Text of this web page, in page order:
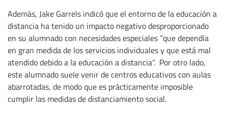
Además, Jake Garrels indicó que el entorno de la educación a
distancia ha tenido un impacto negativo desproporcionado
en su alumnado con necesidades especiales “que dependía
en gran medida de los servicios individuales y que está mal
atendido debido a la educación a distancia”. Por otro lado,
este alumnado suele venir de centros educativos con aulas
abarrotadas, de modo que es prácticamente imposible
cumplir las medidas de distanciamiento social.